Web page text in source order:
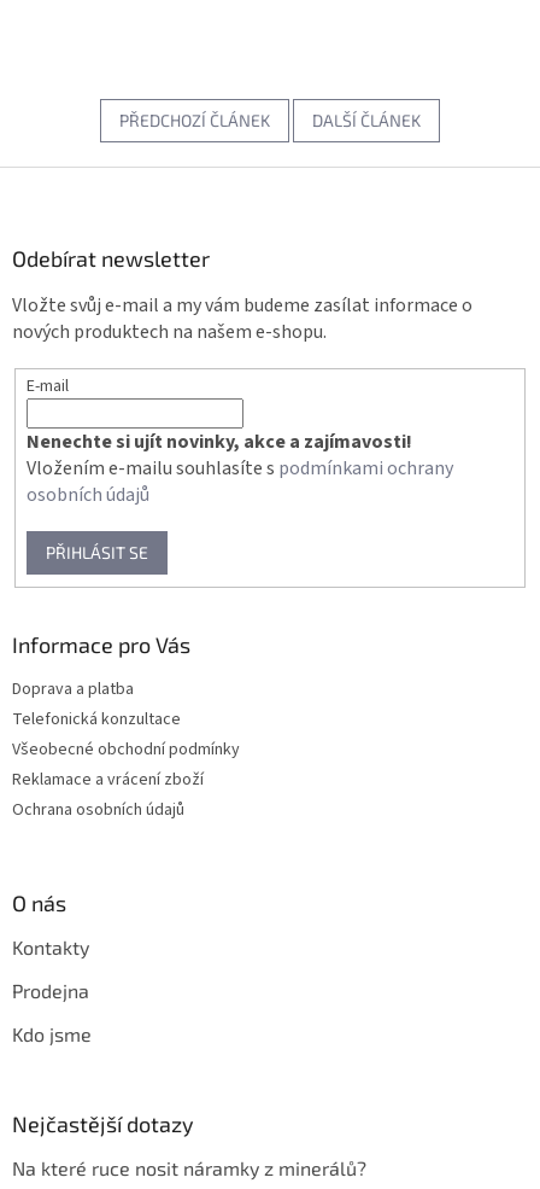
PŘEDCHOZÍ ČLÁNEK DALŠÍ ČLÁNEK
Odebírat newsletter
Vložte svůj e-mail a my vám budeme zasílat informace o
nových produktech na našem e-shopu.
E-mail
Nenechte si ujít novinky, akce a zajímavosti!
Vložením e-mailu souhlasíte s podmínkami ochrany
osobních údajů
PŘIHLÁSIT SE
Informace pro Vás
Doprava a platba
Telefonická konzultace
Všeobecné obchodní podmínky
Reklamace a vrácení zboží
Ochrana osobních údajů
O nás
Kontakty
Prodejna
Kdo jsme
Nejčastější dotazy
Na které ruce nosit náramky z minerálů?